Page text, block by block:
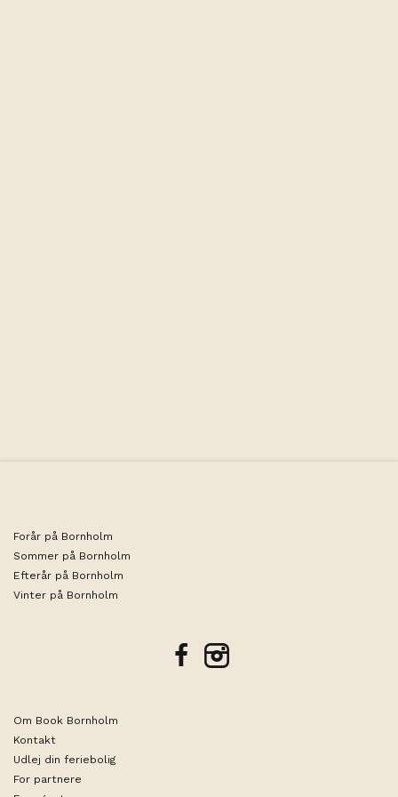
Forår på Bornholm
Sommer på Bornholm
Efterår på Bornholm
Vinter på Bornholm
facebookinstagram
Om Book Bornholm
Kontakt
Udlej din feriebolig
For partnere